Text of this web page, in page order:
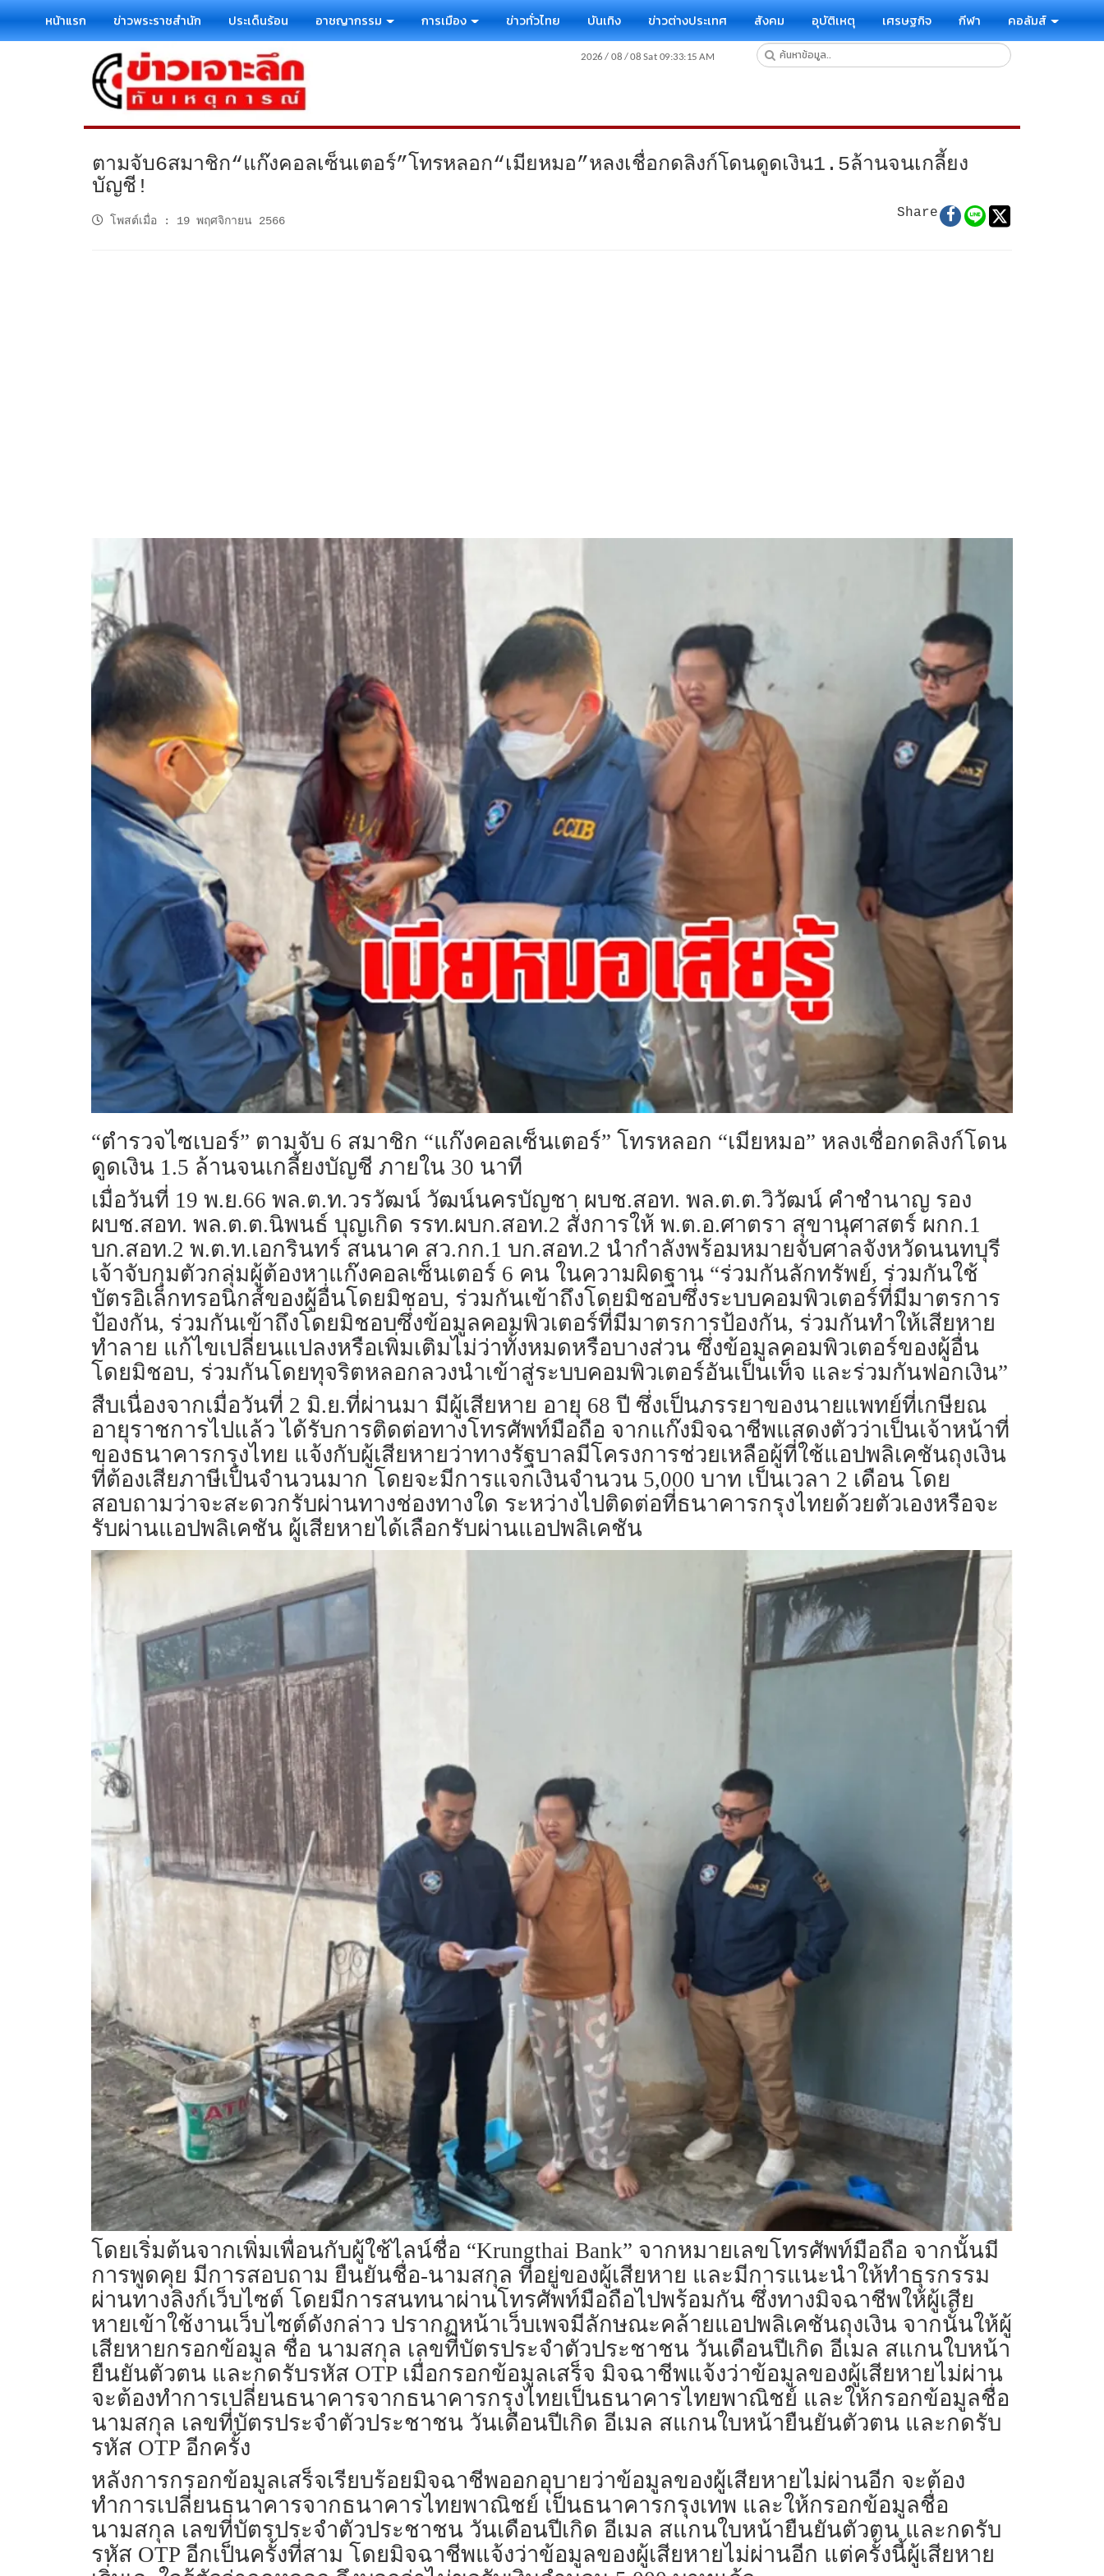
หน้าแรก ข่าวพระราชสำนัก ประเด็นร้อน อาชญากรรม การเมือง ข่าวทั่วไทย บันเทิง ข่าวต่างประเทศ สังคม อุบัติเหตุ เศรษฐกิจ กีฬา คอลัมส์
ตามจับ6สมาชิก“แก๊งคอลเซ็นเตอร์”โทรหลอก“เมียหมอ”หลงเชื่อกดลิงก์โดนดูดเงิน1.5ล้านจนเกลี้ยง
บัญชี!
โพสต์เมื่อ : 19 พฤศจิกายน 2566
Share
“ตำรวจไซเบอร์” ตามจับ 6 สมาชิก “แก๊งคอลเซ็นเตอร์” โทรหลอก “เมียหมอ” หลงเชื่อกดลิงก์โดน
ดูดเงิน 1.5 ล้านจนเกลี้ยงบัญชี ภายใน 30 นาที
เมื่อวันที่ 19 พ.ย.66 พล.ต.ท.วรวัฒน์ วัฒน์นครบัญชา ผบช.สอท. พล.ต.ต.วิวัฒน์ คำชำนาญ รอง
ผบช.สอท. พล.ต.ต.นิพนธ์ บุญเกิด รรท.ผบก.สอท.2 สั่งการให้ พ.ต.อ.ศาตรา สุขานุศาสตร์ ผกก.1
บก.สอท.2 พ.ต.ท.เอกรินทร์ สนนาค สว.กก.1 บก.สอท.2 นำกำลังพร้อมหมายจับศาลจังหวัดนนทบุรี
เจ้าจับกุมตัวกลุ่มผู้ต้องหาแก๊งคอลเซ็นเตอร์ 6 คน ในความผิดฐาน “ร่วมกันลักทรัพย์, ร่วมกันใช้
บัตรอิเล็กทรอนิกส์ของผู้อื่นโดยมิชอบ, ร่วมกันเข้าถึงโดยมิชอบซึ่งระบบคอมพิวเตอร์ที่มีมาตรการ
ป้องกัน, ร่วมกันเข้าถึงโดยมิชอบซึ่งข้อมูลคอมพิวเตอร์ที่มีมาตรการป้องกัน, ร่วมกันทำให้เสียหาย
ทำลาย แก้ไขเปลี่ยนแปลงหรือเพิ่มเติมไม่ว่าทั้งหมดหรือบางส่วน ซึ่งข้อมูลคอมพิวเตอร์ของผู้อื่น
โดยมิชอบ, ร่วมกันโดยทุจริตหลอกลวงนำเข้าสู่ระบบคอมพิวเตอร์อันเป็นเท็จ และร่วมกันฟอกเงิน”
สืบเนื่องจากเมื่อวันที่ 2 มิ.ย.ที่ผ่านมา มีผู้เสียหาย อายุ 68 ปี ซึ่งเป็นภรรยาของนายแพทย์ที่เกษียณ
อายุราชการไปแล้ว ได้รับการติดต่อทางโทรศัพท์มือถือ จากแก๊งมิจฉาชีพแสดงตัวว่าเป็นเจ้าหน้าที่
ของธนาคารกรุงไทย แจ้งกับผู้เสียหายว่าทางรัฐบาลมีโครงการช่วยเหลือผู้ที่ใช้แอปพลิเคชันถุงเงิน
ที่ต้องเสียภาษีเป็นจำนวนมาก โดยจะมีการแจกเงินจำนวน 5,000 บาท เป็นเวลา 2 เดือน โดย
สอบถามว่าจะสะดวกรับผ่านทางช่องทางใด ระหว่างไปติดต่อที่ธนาคารกรุงไทยด้วยตัวเองหรือจะ
รับผ่านแอปพลิเคชัน ผู้เสียหายได้เลือกรับผ่านแอปพลิเคชัน
โดยเริ่มต้นจากเพิ่มเพื่อนกับผู้ใช้ไลน์ชื่อ “Krungthai Bank” จากหมายเลขโทรศัพท์มือถือ จากนั้นมี
การพูดคุย มีการสอบถาม ยืนยันชื่อ-นามสกุล ที่อยู่ของผู้เสียหาย และมีการแนะนำให้ทำธุรกรรม
ผ่านทางลิงก์เว็บไซต์ โดยมีการสนทนาผ่านโทรศัพท์มือถือไปพร้อมกัน ซึ่งทางมิจฉาชีพให้ผู้เสีย
หายเข้าใช้งานเว็บไซต์ดังกล่าว ปรากฏหน้าเว็บเพจมีลักษณะคล้ายแอปพลิเคชันถุงเงิน จากนั้นให้ผู้
เสียหายกรอกข้อมูล ชื่อ นามสกุล เลขที่บัตรประจำตัวประชาชน วันเดือนปีเกิด อีเมล สแกนใบหน้า
ยืนยันตัวตน และกดรับรหัส OTP เมื่อกรอกข้อมูลเสร็จ มิจฉาชีพแจ้งว่าข้อมูลของผู้เสียหายไม่ผ่าน
จะต้องทำการเปลี่ยนธนาคารจากธนาคารกรุงไทยเป็นธนาคารไทยพาณิชย์ และให้กรอกข้อมูลชื่อ
นามสกุล เลขที่บัตรประจำตัวประชาชน วันเดือนปีเกิด อีเมล สแกนใบหน้ายืนยันตัวตน และกดรับ
รหัส OTP อีกครั้ง
หลังการกรอกข้อมูลเสร็จเรียบร้อยมิจฉาชีพออกอุบายว่าข้อมูลของผู้เสียหายไม่ผ่านอีก จะต้อง
ทำการเปลี่ยนธนาคารจากธนาคารไทยพาณิชย์ เป็นธนาคารกรุงเทพ และให้กรอกข้อมูลชื่อ
นามสกุล เลขที่บัตรประจำตัวประชาชน วันเดือนปีเกิด อีเมล สแกนใบหน้ายืนยันตัวตน และกดรับ
รหัส OTP อีกเป็นครั้งที่สาม โดยมิจฉาชีพแจ้งว่าข้อมูลของผู้เสียหายไม่ผ่านอีก แต่ครั้งนี้ผู้เสียหาย